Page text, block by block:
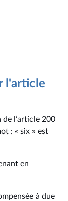
l'article
de l’article 200
: « six » est
en
à due